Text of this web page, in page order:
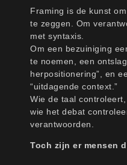
Framing is de kunst
te zeggen. Om
met syntaxis.
Om een bezuiniging
te noemen, een
herpositionering”, en
“uitdagende context.”
Wie de taal
wie het debat
verantwoorden.
Toch zijn er mensen